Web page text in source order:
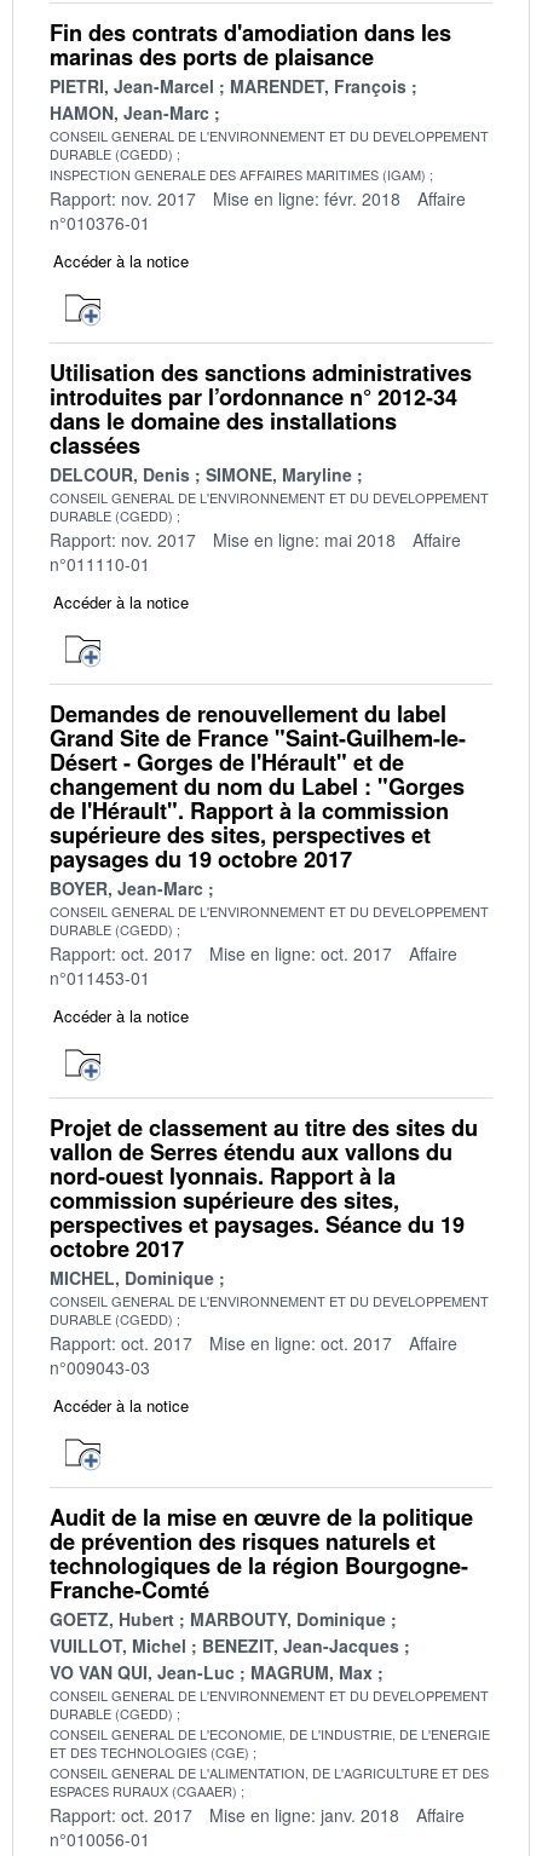
Fin des contrats d'amodiation dans les
marinas des ports de plaisance
PIETRI, Jean-Marcel
MARENDET, François
HAMON, Jean-Marc
CONSEIL GENERAL DE L'ENVIRONNEMENT ET DU DEVELOPPEMENT
DURABLE (CGEDD)
INSPECTION GENERALE DES AFFAIRES MARITIMES (IGAM)
Rapport: nov. 2017 Mise en ligne: févr. 2018
Affaire
n°010376-01
Accéder à la notice
Utilisation des sanctions administratives
introduites par l’ordonnance n° 2012-34
dans le domaine des installations
classées
DELCOUR, Denis SIMONE, Maryline
CONSEIL GENERAL DE L'ENVIRONNEMENT ET DU DEVELOPPEMENT
DURABLE (CGEDD)
Rapport: nov. 2017 Mise en ligne: mai 2018
Affaire
n°011110-01
Accéder à la notice
Demandes de renouvellement du label
Grand Site de France "Saint-Guilhem-le-
Désert - Gorges de l'Hérault" et de
changement du nom du Label : "Gorges
de l'Hérault". Rapport à la commission
supérieure des sites, perspectives et
paysages du 19 octobre 2017
BOYER, Jean-Marc
CONSEIL GENERAL DE L'ENVIRONNEMENT ET DU DEVELOPPEMENT
DURABLE (CGEDD)
Rapport: oct. 2017 Mise en ligne: oct. 2017
Affaire
n°011453-01
Accéder à la notice
Projet de classement au titre des sites du
vallon de Serres étendu aux vallons du
nord-ouest lyonnais. Rapport à la
commission supérieure des sites,
perspectives et paysages. Séance du 19
octobre 2017
MICHEL, Dominique
CONSEIL GENERAL DE L'ENVIRONNEMENT ET DU DEVELOPPEMENT
DURABLE (CGEDD)
Rapport: oct. 2017 Mise en ligne: oct. 2017
Affaire
n°009043-03
Accéder à la notice
Audit de la mise en œuvre de la politique
de prévention des risques naturels et
technologiques de la région Bourgogne-
Franche-Comté
GOETZ, Hubert
MARBOUTY, Dominique
VUILLOT, Michel
BENEZIT, Jean-Jacques
VO VAN QUI, Jean-Luc
MAGRUM, Max
CONSEIL GENERAL DE L'ENVIRONNEMENT ET DU DEVELOPPEMENT
DURABLE (CGEDD)
CONSEIL GENERAL DE L'ECONOMIE, DE L'INDUSTRIE, DE L'ENERGIE
ET DES TECHNOLOGIES (CGE)
CONSEIL GENERAL DE L'ALIMENTATION, DE L'AGRICULTURE ET DES
ESPACES RURAUX (CGAAER)
Rapport: oct. 2017 Mise en ligne: janv. 2018
Affaire
n°010056-01